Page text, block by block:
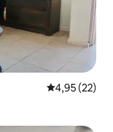
Gemiddelde
4,95 (22)